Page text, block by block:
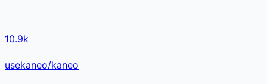
10.9k
usekaneo/kaneo